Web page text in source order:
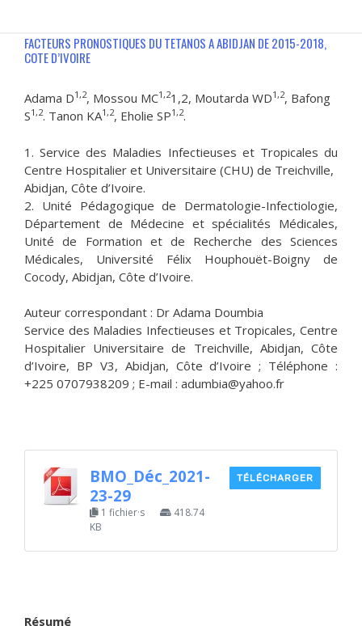
FACTEURS PRONOSTIQUES DU TETANOS A ABIDJAN DE 2015-2018,
COTE D’IVOIRE
Adama D1,2, Mossou MC1,21,2, Moutarda WD1,2, Bafong
S1,2. Tanon KA1,2, Eholie SP1,2.
1. Service des Maladies Infectieuses et Tropicales du
Centre Hospitalier et Universitaire (CHU) de Treichville,
Abidjan, Côte d’Ivoire.
2. Unité Pédagogique de Dermatologie-Infectiologie,
Département de Médecine et spécialités Médicales,
Unité de Formation et de Recherche des Sciences
Médicales, Université Félix Houphouët-Boigny de
Cocody, Abidjan, Côte d’Ivoire.
Auteur correspondant : Dr Adama Doumbia
Service des Maladies Infectieuses et Tropicales, Centre
Hospitalier Universitaire de Treichville, Abidjan, Côte
d’Ivoire, BP V3, Abidjan, Côte d’Ivoire ; Téléphone :
+225 0707938209 ; E-mail : adumbia@yahoo.fr
BMO_Déc_2021-
23-29
1 fichier·s
418.74
KB
TÉLÉCHARGER
Résumé